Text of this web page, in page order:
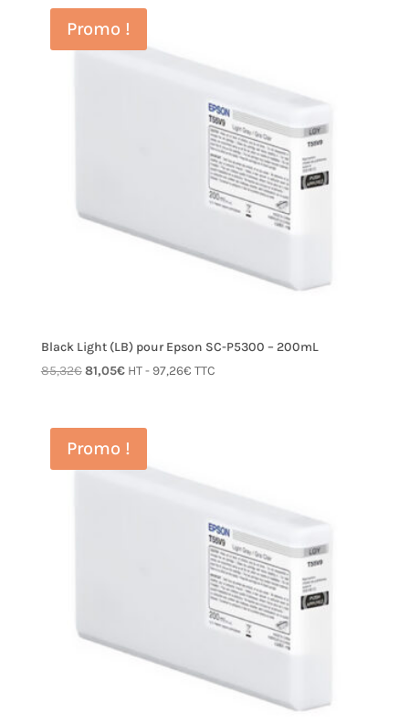
Promo !
Black Light (LB) pour Epson SC-P5300 – 200mL
85,32€Le
était :
85,32€.
81,05€Le
est :
81,05€.
HT - 97,26€ TTC
Promo !